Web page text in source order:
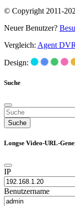
© Copyright 2011-
Neuer Benutzer?
Vergleich: Agent
Design:
Suche
Suche
Longse Video-URL-
IP
Benutzername